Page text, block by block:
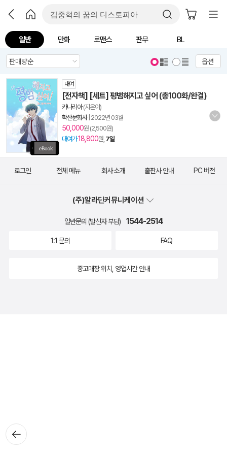
일반 만화 로맨스 판무 BL
옵션
대여
[전자책] [세트] 평범해지고 싶어 (총100화/완결)
카나리아(지은이)
학산문화사| 2022년 03월
50,000원 (2,500원)
대여가18,800원, 7일
뒤로가
기
로그인 전체 메뉴 회사 소개 출판사 안내 PC 버전
(주)알라딘커뮤니케이션
일반문의 (발신자 부담) 1544-2514
1:1 문의 FAQ
중고매장 위치, 영업시간 안내